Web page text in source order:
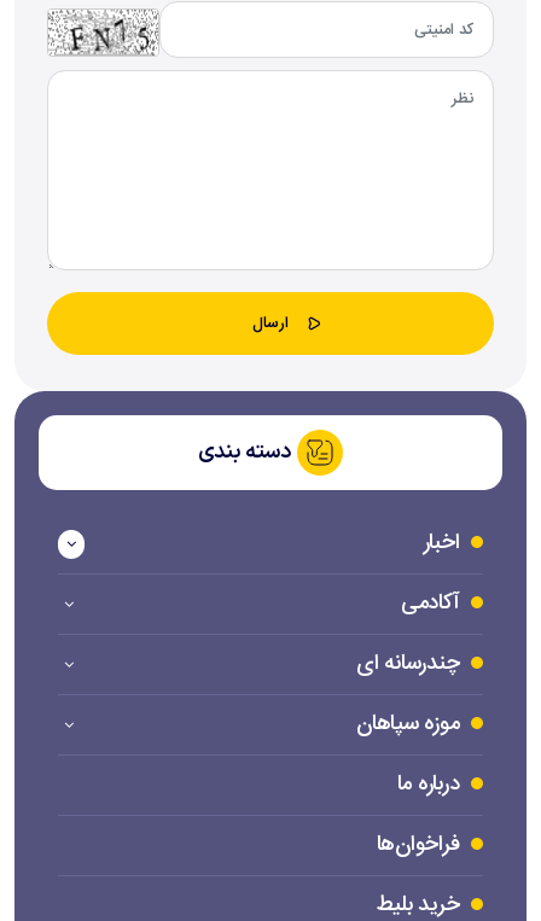
دسته بندی
اخبار
آکادمی
چندرسانه ای
موزه سپاهان
درباره ما
فراخوان‌ها
خرید بلیط